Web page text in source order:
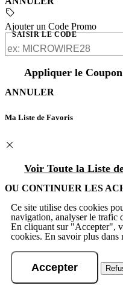
Ajouter un Code Promo
SAISIR LE CODE
Appliquer le Coupon
ANNULER
Ma Liste de Favoris
Voir Toute la Liste
OU CONTINUER LES
Ce site utilise des cookies
navigation, analyser le trafic
En cliquant sur "Accepter",
cookies. En savoir plus dans
Accepter